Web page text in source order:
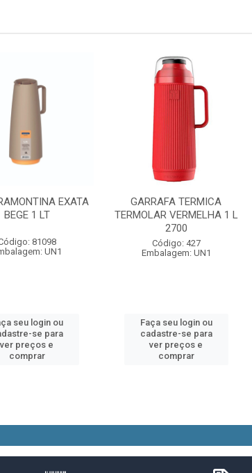
EXATA
BEGE 1 LT
81098
UN1
seu login ou
se para
ver preços e
comprar
GARRAFA TERMICA
TERMOLAR VERMELHA 1 L
2700
Código: 427
Embalagem: UN1
Faça seu login ou
cadastre-se para
ver preços e
comprar